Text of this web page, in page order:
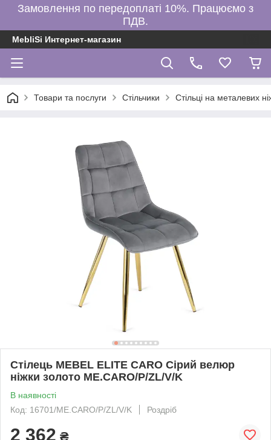
Замовлення по передоплаті 10%. Працюємо з
ПДВ.
MebliSi Интернет-магазин
Товари та послуги Стільчики Стільці на металевих
Стілець MEBEL ELITE CARO Сірий велюр
ніжки золото ME.CARO/P/ZL/V/K
В наявності
Код: 16701/ME.CARO/P/ZL/V/K
Роздріб
2 362 ₴